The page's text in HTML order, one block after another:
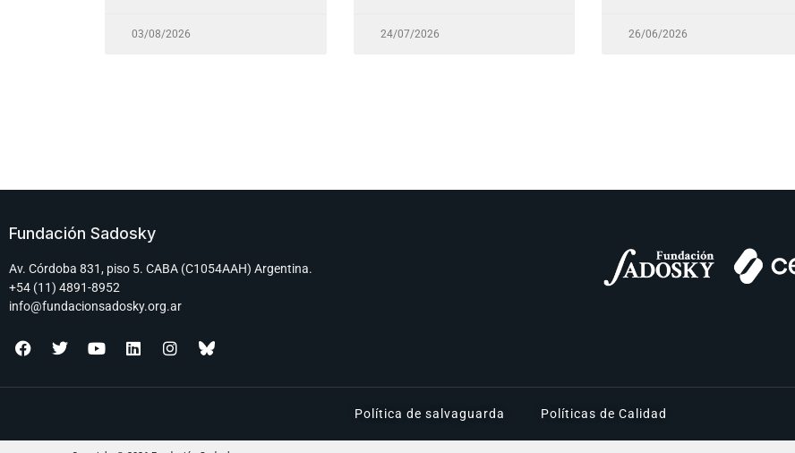
03/08/2026 24/07/2026 26/06/2026
Fundación Sadosky
Av. Córdoba 831, piso 5. CABA (C1054AAH) Argentina.
+54 (11) 4891-8952
info@fundacionsadosky.org.ar
Política de salvaguarda Políticas de Calidad